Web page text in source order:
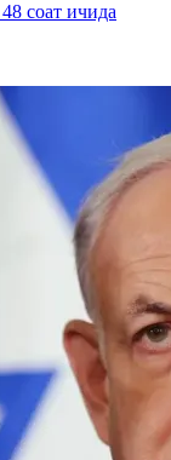
соат ичида